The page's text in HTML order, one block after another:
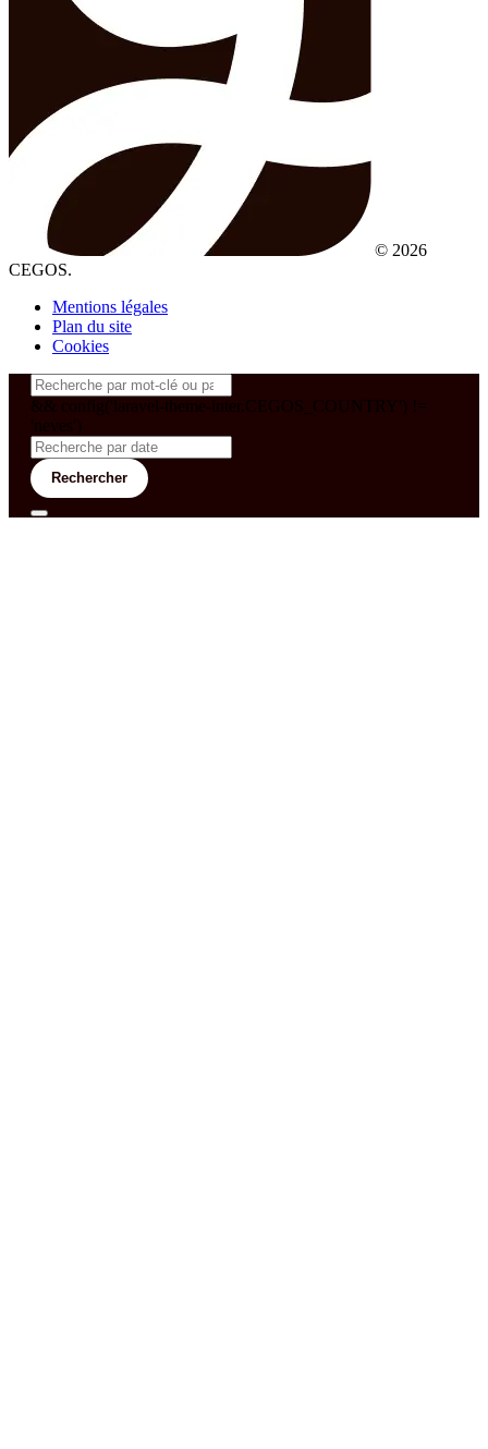
© 2026
CEGOS.
Mentions légales
Plan du site
Cookies
&& config('laravel-theme-inter.CEGOS_COUNTRY') !=
'neves')
Rechercher